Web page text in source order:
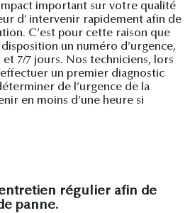
important sur votre qualité
d’ intervenir rapidement afin de
C’est pour cette raison que
un numéro d’urgence,
et 7/7 jours. Nos techniciens, lors
un premier diagnostic
de l’urgence de la
en moins d’une heure si
entretien régulier afin de
panne.